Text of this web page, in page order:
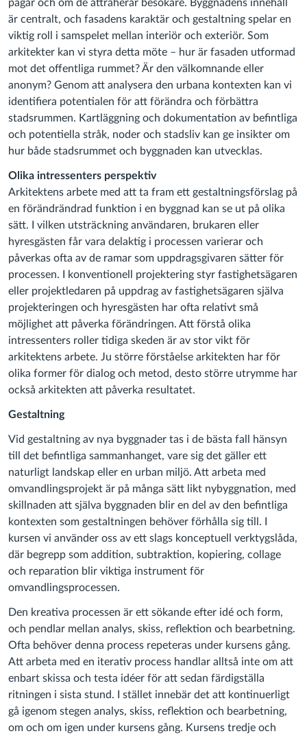
pågår och om de attraherar besökare. Byggnadens innehåll
är centralt, och fasadens karaktär och gestaltning spelar en
viktig roll i samspelet mellan interiör och exteriör. Som
arkitekter kan vi styra detta möte – hur är fasaden utformad
mot det offentliga rummet? Är den välkomnande eller
anonym? Genom att analysera den urbana kontexten kan vi
identifiera potentialen för att förändra och förbättra
stadsrummen. Kartläggning och dokumentation av befintliga
och potentiella stråk, noder och stadsliv kan ge insikter om
hur både stadsrummet och byggnaden kan utvecklas.
Olika intressenters perspektiv
Arkitektens arbete med att ta fram ett gestaltningsförslag på
en förändrändrad funktion i en byggnad kan se ut på olika
sätt. I vilken utsträckning användaren, brukaren eller
hyresgästen får vara delaktig i processen varierar och
påverkas ofta av de ramar som uppdragsgivaren sätter för
processen. I konventionell projektering styr fastighetsägaren
eller projektledaren på uppdrag av fastighetsägaren själva
projekteringen och hyresgästen har ofta relativt små
möjlighet att påverka förändringen. Att förstå olika
intressenters roller tidiga skeden är av stor vikt för
arkitektens arbete. Ju större förståelse arkitekten har för
olika former för dialog och metod, desto större utrymme har
också arkitekten att påverka resultatet.
Gestaltning
Vid gestaltning av nya byggnader tas i de bästa fall hänsyn
till det befintliga sammanhanget, vare sig det gäller ett
naturligt landskap eller en urban miljö. Att arbeta med
omvandlingsprojekt är på många sätt likt nybyggnation, med
skillnaden att själva byggnaden blir en del av den befintliga
kontexten som gestaltningen behöver förhålla sig till. I
kursen vi använder oss av ett slags konceptuell verktygslåda,
där begrepp som addition, subtraktion, kopiering, collage
och reparation blir viktiga instrument för
omvandlingsprocessen.
Den kreativa processen är ett sökande efter idé och form,
och pendlar mellan analys, skiss, reflektion och bearbetning.
Ofta behöver denna process repeteras under kursens gång.
Att arbeta med en iterativ process handlar alltså inte om att
enbart skissa och testa idéer för att sedan färdigställa
ritningen i sista stund. I stället innebär det att kontinuerligt
gå igenom stegen analys, skiss, reflektion och bearbetning,
om och om igen under kursens gång. Kursens tredje och